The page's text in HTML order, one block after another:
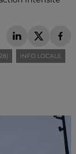
INFO LOCALE